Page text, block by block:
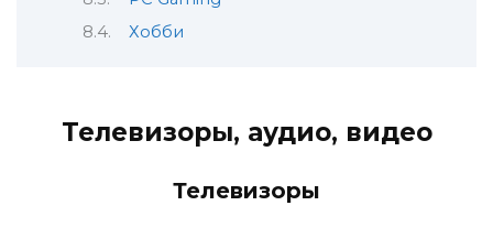
Хобби
Телевизоры, аудио, видео
Телевизоры